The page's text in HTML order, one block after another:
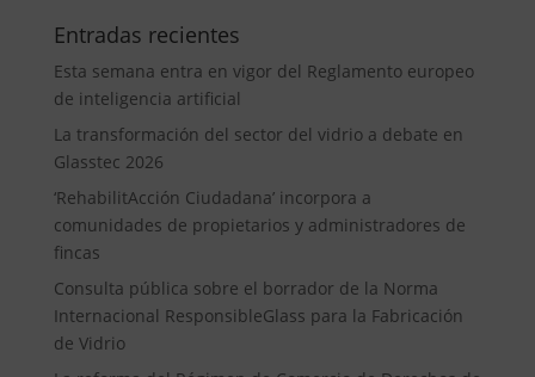
Entradas recientes
Esta semana entra en vigor del Reglamento europeo
de inteligencia artificial
La transformación del sector del vidrio a debate en
Glasstec 2026
‘RehabilitAcción Ciudadana’ incorpora a
comunidades de propietarios y administradores de
fincas
Consulta pública sobre el borrador de la Norma
Internacional ResponsibleGlass para la Fabricación
de Vidrio